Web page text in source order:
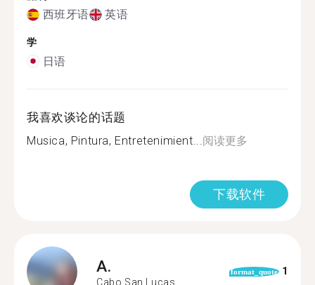
西班牙语 英语
学
日语
我喜欢谈论的话题
Musica, Pintura, Entretenimient... 阅读更多
下载软件
A.
Cabo San Lucas
format_quote 1